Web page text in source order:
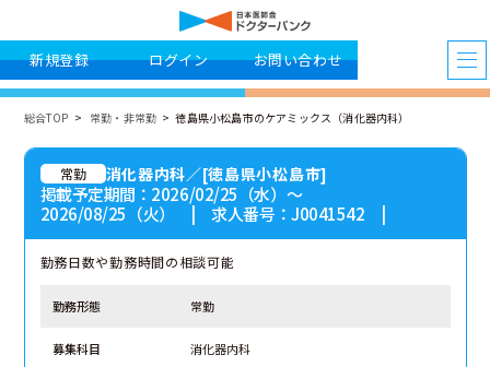
新規登録 ログイン お問い合わせ
総合TOP 常勤・非常勤 徳島県小松島市のケアミックス（消化器内科）
常勤 消化器内科／[徳島県小松島市]
掲載予定期間：2026/02/25（水）〜
2026/08/25（火） | 求人番号：J0041542 |
勤務日数や勤務時間の相談可能
勤務形態 常勤
募集科目 消化器内科